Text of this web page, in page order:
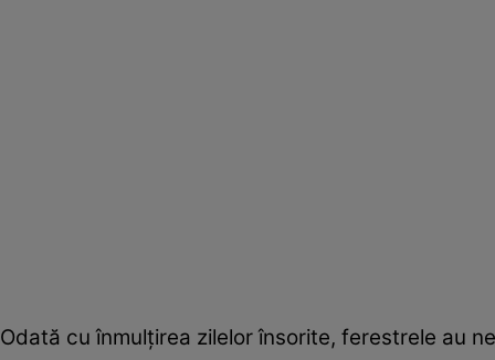
Odată cu înmulţirea zilelor însorite, ferestrele au